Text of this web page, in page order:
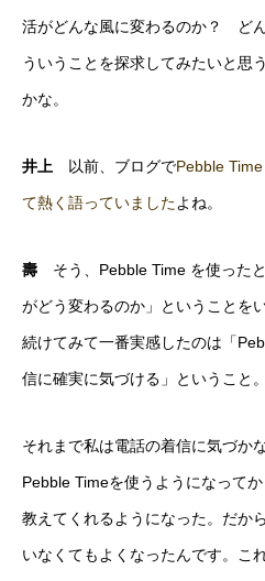
活がどんな風に変わるのか？
ういうことを探求してみたいと思
かな。
井上 以前、ブログでPebble
て熱く語っていましたよね。
壽 そう、Pebble Time を使った
がどう変わるのか」ということを
続けてみて一番実感したのは「
信に確実に気づける」ということ。
それまで私は電話の着信に気づか
Pebble Timeを使うようになって
教えてくれるようになった。だか
いなくてもよくなったんです。こ